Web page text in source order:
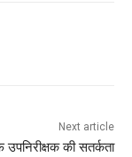
Next article
की सतर्कता